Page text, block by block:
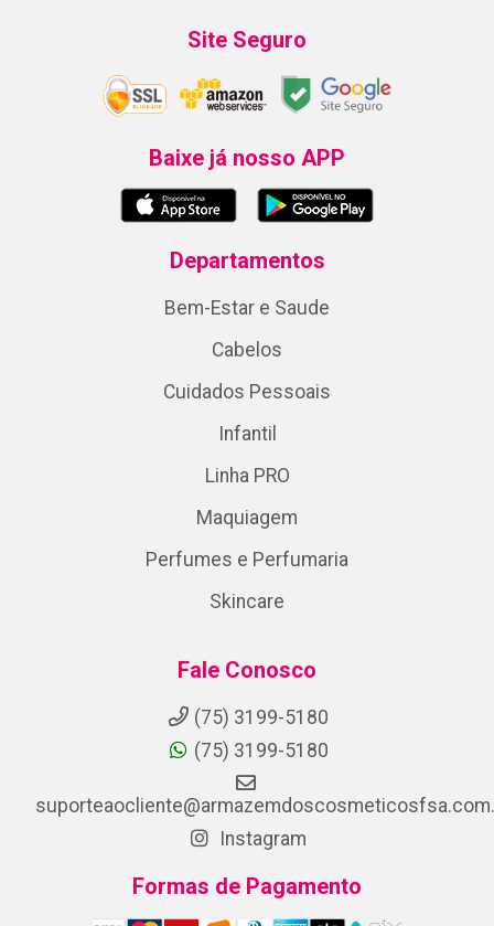
Site Seguro
Baixe já nosso APP
Departamentos
Bem-Estar e Saude
Cabelos
Cuidados Pessoais
Infantil
Linha PRO
Maquiagem
Perfumes e Perfumaria
Skincare
Fale Conosco
(75) 3199-5180
(75) 3199-5180
Instagram
Formas de Pagamento